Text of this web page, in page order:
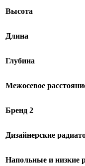
Высота
Длина
Глубина
Межосевое
Бренд 2
Дизайнерские
Напольные и низкие